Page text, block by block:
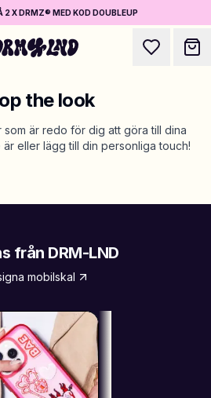
2 X DRMZ® MED KOD DOUBLEUP
– hundratals unika stick-ons
bag chains & mer
the look
som är redo för dig att göra till dina
eller lägg till din personliga touch!
från DRM-LND
mobilskal